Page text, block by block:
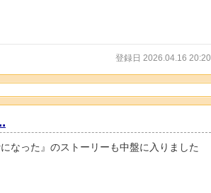
登録日 2026.04.16 20:20
なった』のストーリーも中盤に入りました